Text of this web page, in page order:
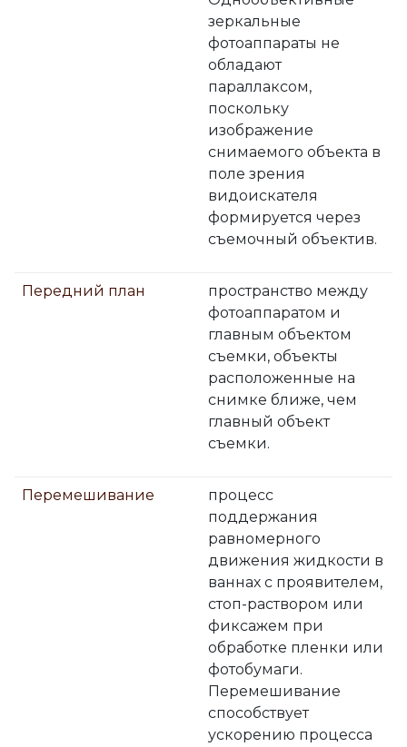
зеркальные
фотоаппараты не
обладают
параллаксом,
поскольку
изображение
снимаемого объекта в
поле зрения
видоискателя
формируется через
съемочный объектив.
Передний план
пространство между
фотоаппаратом и
главным объектом
съемки, объекты
расположенные на
снимке ближе, чем
главный объект
съемки.
Перемешивание
процесс
поддержания
равномерного
движения жидкости в
ваннах с проявителем,
стоп-раствором или
фиксажем при
обработке пленки или
фотобумаги.
Перемешивание
способствует
ускорению процесса